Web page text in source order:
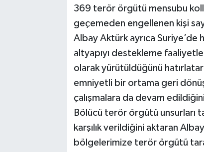
369 terör örgütü mensubu
geçemeden engellenen kişi
Albay Aktürk ayrıca Suriye’de
altyapıyı destekleme
olarak yürütüldüğünü
emniyetli bir ortama geri
çalışmalara da devam
Bölücü terör örgütü unsurları
karşılık verildiğini aktaran
bölgelerimize terör örgütü